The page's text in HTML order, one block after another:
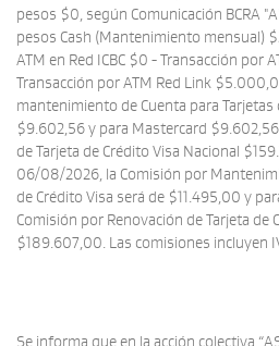
pesos $0, según Comunicación BCRA
pesos Cash (Mantenimiento mensual)
ATM en Red ICBC $0 - Transacción por
Transacción por ATM Red Link
mantenimiento de Cuenta para Tarjetas
$9.602,56 y para Mastercard
de Tarjeta de Crédito Visa Nacional
06/08/2026, la Comisión por
de Crédito Visa será de $11.495,00 y
Comisión por Renovación de Tarjeta de
$189.607,00. Las comisiones incluyen
Se informa que en la acción colectiva